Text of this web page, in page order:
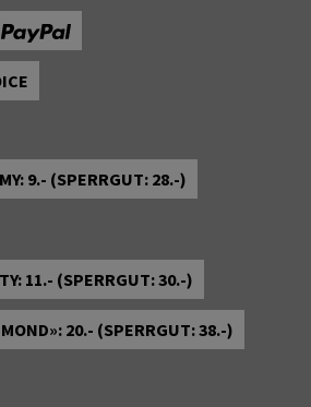
9.- (SPERRGUT: 28.-)
11.- (SPERRGUT: 30.-)
20.- (SPERRGUT: 38.-)